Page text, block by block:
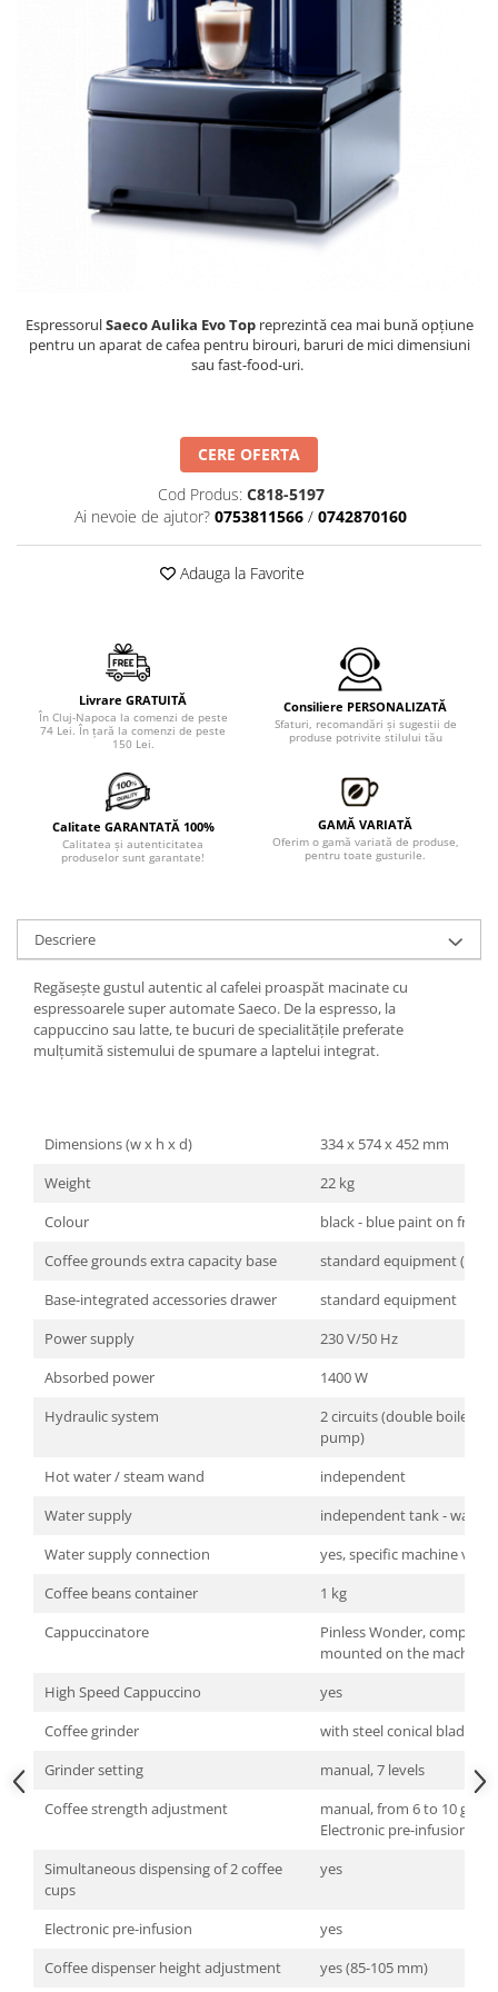
EspressorulSaeco Aulika Evo Topreprezintă cea mai bună opțiune
pentru un aparat de cafea pentru birouri, baruri de mici dimensiuni
sau fast-food-uri.
CERE OFERTA
Cod Produs: C818-5197
Ai nevoie de ajutor? 0753811566 / 0742870160
Adauga la Favorite
Livrare GRATUITĂ
În Cluj-Napoca la comenzi de peste
74 Lei. În ţară la comenzi de peste
150 Lei.
Consiliere PERSONALIZATĂ
Sfaturi, recomandări şi sugestii de
produse potrivite stilului tău
Calitate GARANTATĂ 100%
Calitatea şi autenticitatea
produselor sunt garantate!
GAMĂ VARIATĂ
Oferim o gamă variată de produse,
pentru toate gusturile.
Descriere
Regăsește gustul autentic al cafelei proaspăt macinate cu
espressoarele super automate Saeco. De la espresso, la
cappuccino sau latte, te bucuri de specialitățile preferate
mulțumită sistemului de spumare a laptelui integrat.
Dimensions (w x h x d)
334 x 574 x 452 mm
Weight
22 kg
Colour
black - blue paint on front
Coffee grounds extra capacity base
standard equipment (black
Base-integrated accessories drawer
standard equipment
Power supply
230 V/50 Hz
Absorbed power
1400 W
Hydraulic system
2 circuits (double boiler +
pump)
Hot water / steam wand
independent
Water supply
independent tank - water
Water supply connection
yes, specific machine
Coffee beans container
1 kg
Cappuccinatore
Pinless Wonder,
mounted on the machine
High Speed Cappuccino
yes
Coffee grinder
with steel conical blades
Grinder setting
manual, 7 levels
Coffee strength adjustment
manual, from 6 to 10 gr in
Electronic pre-infusion
Simultaneous dispensing of 2 coffee
cups
yes
Electronic pre-infusion
yes
Coffee dispenser height adjustment
yes (85-105 mm)